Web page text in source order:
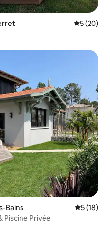
5 (20)
Bains
5 (18)
Piscine Privée